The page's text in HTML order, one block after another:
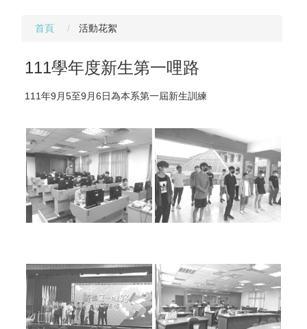
首頁 活動花絮
111學年度新生第一哩路
111年9月5至9月6日為本系第一屆新生訓練